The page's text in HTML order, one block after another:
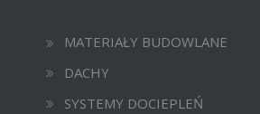
MATERIAŁY BUDOWLANE
DACHY
SYSTEMY DOCIEPLEŃ